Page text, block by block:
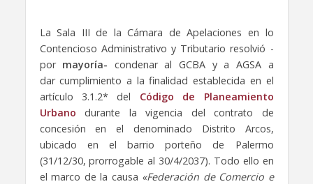
La Sala III de la Cámara de Apelaciones en lo
Contencioso Administrativo y Tributario resolvió -
por mayoría- condenar al GCBA y a AGSA a
dar cumplimiento a la finalidad establecida en el
artículo 3.1.2* del Código de Planeamiento
Urbano durante la vigencia del contrato de
concesión en el denominado Distrito Arcos,
ubicado en el barrio porteño de Palermo
(31/12/30, prorrogable al 30/4/2037). Todo ello en
el marco de la causa «Federación de Comercio e